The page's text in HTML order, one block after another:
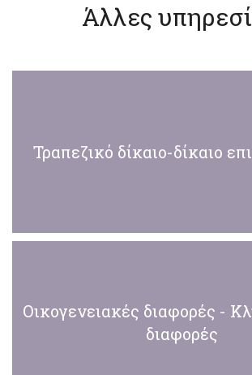
Άλλες
Τραπεζικό δίκαιο-δίκαιο
Οικογενειακές διαφορές -
διαφορές